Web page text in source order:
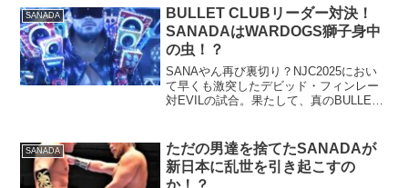
る鷹木信悟対SANADA戦。更には、互い
に待ち望んでいた...
SANADA
BULLET CLUBリーダー対決！
SANADAはWARDOGS獅子身中
の虫！？
SANAやん再び裏切り？NJC2025におい
て早くも激突したデビッド・フィンレー
対EVILの試合。果たして、真のBULLET
フィンレー「俺は『NEW JAPAN ...
SANADA
ただの男達を捨てたSANADAが
新日本に乱世を引き起こすの